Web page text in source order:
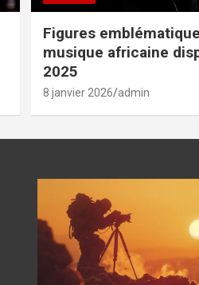
Figures
musique africaine
2025
8 janvier 2026 admin